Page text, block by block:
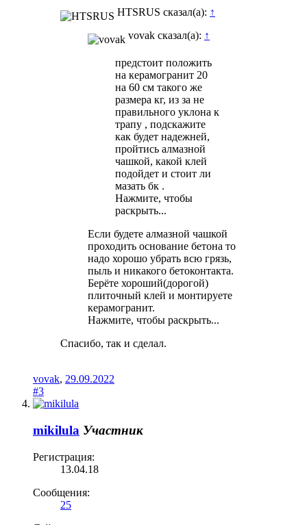
HTSRUS сказал(а): ↑
vovak сказал(а): ↑
предстоит положить
на керамогранит 20
на 60 см такого же
размера кг, из за не
правильного уклона к
трапу , подскажите
как будет надежней,
пройтись алмазной
чашкой, какой клей
подойдет и стоит ли
мазать бк .
Нажмите, чтобы
раскрыть...
Если будете алмазной чашкой
проходить основание бетона то
надо хорошо убрать всю грязь,
пыль и никакого бетоконтакта.
Берёте хороший(дорогой)
плиточный клей и монтируете
керамогранит.
Нажмите, чтобы раскрыть...
Спасибо, так и сделал.
vovak, 29.09.2022
#3
mikilula Участник
Регистрация:
13.04.18
Сообщения:
25